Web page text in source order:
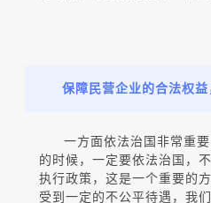
保障民营企业的合法权益
一方面依法治国非常重
的时候，一定要依法治国，
执行政策，这是一个重要的
受到一定的不公平待遇，我